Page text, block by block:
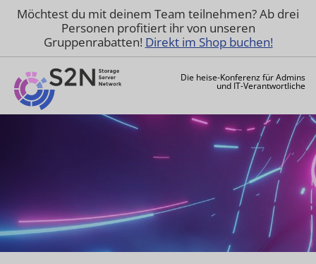
Möchtest du mit deinem Team teilnehmen? Ab drei
Personen profitiert ihr von unseren
Gruppenrabatten! Direkt im Shop buchen!
Die heise-Konferenz für Admins
und IT-Verantwortliche